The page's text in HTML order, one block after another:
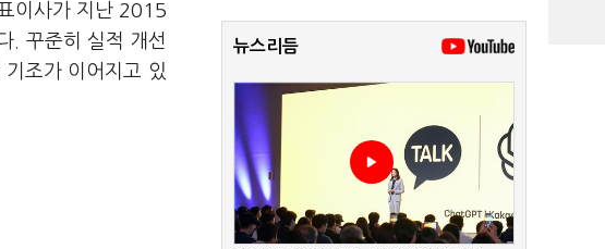
이사가 지난 2015
. 꾸준히 실적 개선
조가 이어지고 있
뉴스리듬